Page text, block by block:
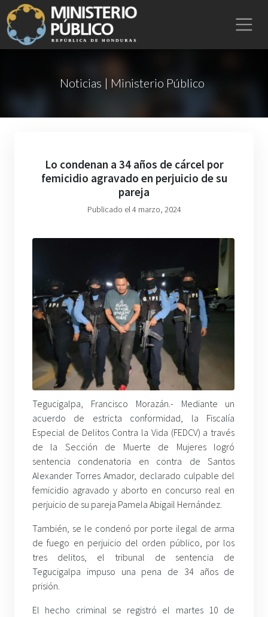
Noticias | Ministerio Público
Lo condenan a 34 años de cárcel por
femicidio agravado en perjuicio de su
pareja
Publicado el 4 marzo, 2024
Tegucigalpa, Francisco Morazán.- Mediante un
acuerdo de estricta conformidad, la Fiscalía
Especial de Delitos Contra la Vida (FEDCV) a través
de la Sección de Muerte de Mujeres logró
sentencia condenatoria en contra de Santos
Alexander Torres Amador, declarado culpable del
femicidio agravado y aborto en concurso real en
perjuicio de su pareja Pamela Abigail Hernández.
También, se le condenó por porte ilegal de arma
de fuego en perjuicio del orden público, por los
tres delitos, el tribunal de sentencia de
Tegucigalpa impuso una pena de 34 años de
prisión.
El hecho criminal se registró el martes 10 de